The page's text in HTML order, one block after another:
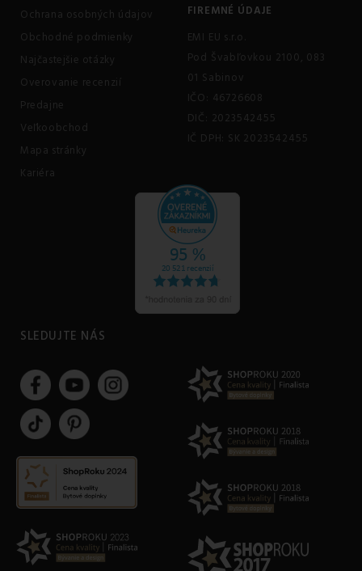
Ochrana osobných údajov
Obchodné podmienky
Najčastejšie otázky
Overovanie recenzií
Predajne
Veľkoobchod
Mapa stránky
Kariéra
FIREMNÉ ÚDAJE
EMI EU s.r.o.
Pod Švabľovkou 2100, 083
01 Sabinov
IČO: 46726608
DIČ: 2023542455
IČ DPH: SK 2023542455
SLEDUJTE NÁS